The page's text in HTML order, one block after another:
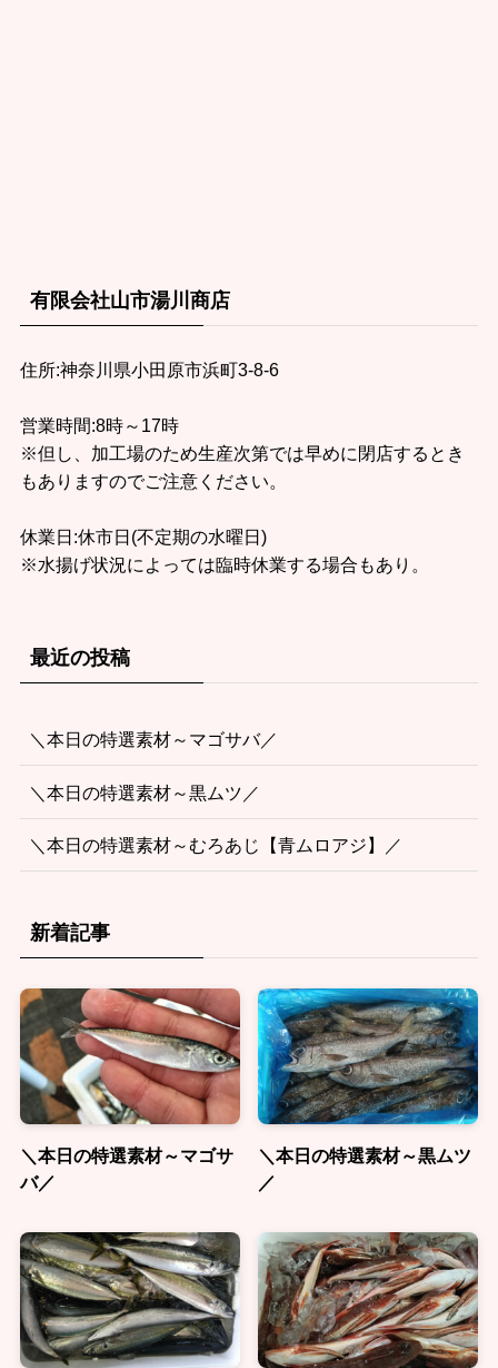
有限会社山市湯川商店
住所:神奈川県小田原市浜町3-8-6
営業時間:8時～17時
※但し、加工場のため生産次第では早めに閉店するとき
もありますのでご注意ください。
休業日:休市日(不定期の水曜日)
※水揚げ状況によっては臨時休業する場合もあり。
最近の投稿
＼本日の特選素材～マゴサバ／
＼本日の特選素材～黒ムツ／
＼本日の特選素材～むろあじ【青ムロアジ】／
新着記事
＼本日の特選素材～マゴサ
バ／
＼本日の特選素材～黒ムツ
／